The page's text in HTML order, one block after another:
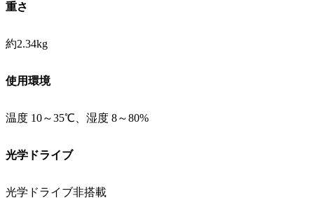
重さ
約2.34kg
使用環境
温度 10～35℃、湿度 8～80%
光学ドライブ
光学ドライブ非搭載